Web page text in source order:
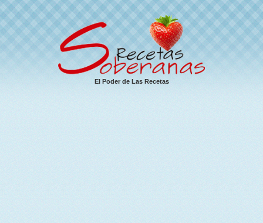
El Poder de Las Recetas